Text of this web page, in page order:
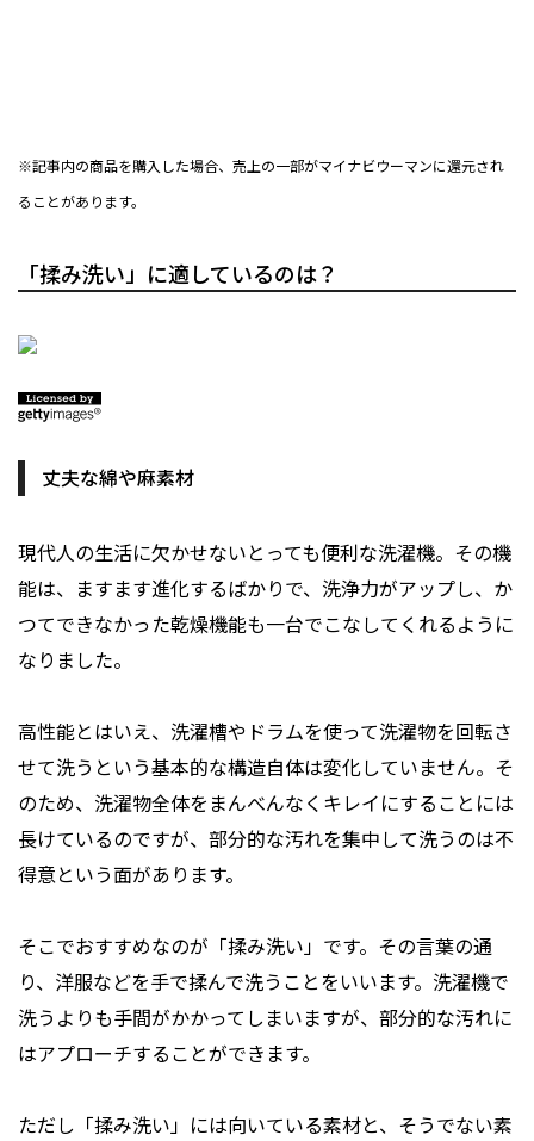
※記事内の商品を購入した場合、売上の一部がマイナビウーマンに還元され
ることがあります。
「揉み洗い」に適しているのは？
丈夫な綿や麻素材
現代人の生活に欠かせないとっても便利な洗濯機。その機
能は、ますます進化するばかりで、洗浄力がアップし、か
つてできなかった乾燥機能も一台でこなしてくれるように
なりました。
高性能とはいえ、洗濯槽やドラムを使って洗濯物を回転さ
せて洗うという基本的な構造自体は変化していません。そ
のため、洗濯物全体をまんべんなくキレイにすることには
長けているのですが、部分的な汚れを集中して洗うのは不
得意という面があります。
そこでおすすめなのが「揉み洗い」です。その言葉の通
り、洋服などを手で揉んで洗うことをいいます。洗濯機で
洗うよりも手間がかかってしまいますが、部分的な汚れに
はアプローチすることができます。
ただし「揉み洗い」には向いている素材と、そうでない素